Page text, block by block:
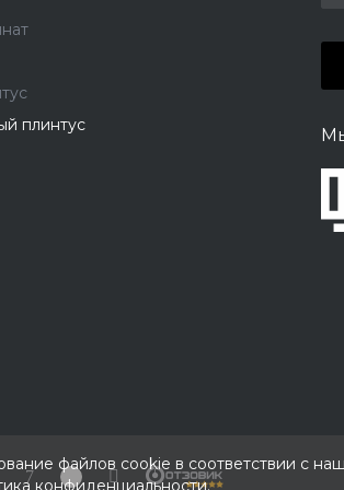
плинтус
файлов cookie в соответствии с
конфиденциальности.